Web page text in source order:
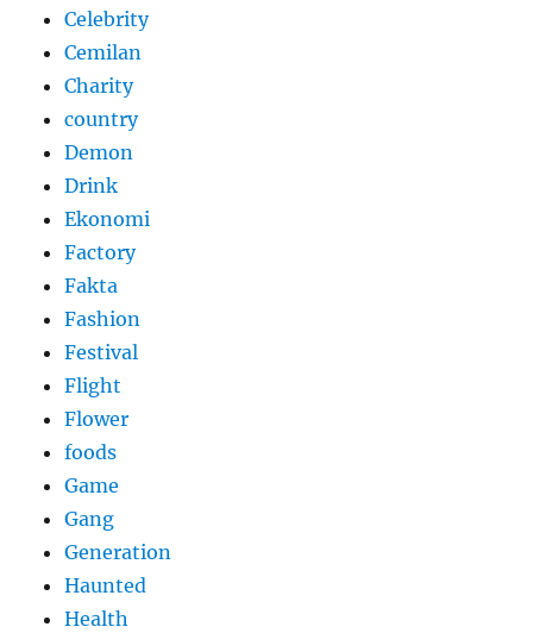
Celebrity
Cemilan
Charity
country
Demon
Drink
Ekonomi
Factory
Fakta
Fashion
Festival
Flight
Flower
foods
Game
Gang
Generation
Haunted
Health